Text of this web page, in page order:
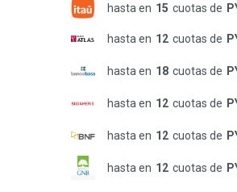
hasta en 15 cuotas de
hasta en 12 cuotas de
hasta en 18 cuotas de
hasta en 12 cuotas de
hasta en 12 cuotas de
hasta en 12 cuotas de